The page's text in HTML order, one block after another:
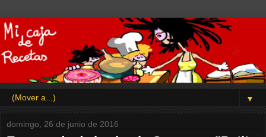
▼
domingo, 26 de junio de 2016